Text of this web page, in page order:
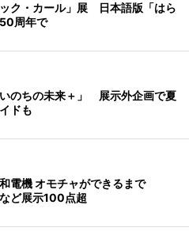
ク・カール」展 日本語版「はら
周年で
のちの未来＋」 展示外企画で夏
ドも
電機 オモチャができるまで
ど展示100点超